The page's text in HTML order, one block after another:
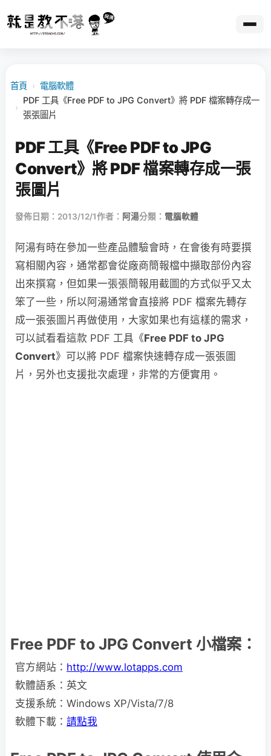
首頁 › 電腦軟體
›
PDF 工具《Free PDF to JPG Convert》將 PDF 檔案轉存成一
張張圖片
PDF 工具《Free PDF to JPG
Convert》將 PDF 檔案轉存成一張
張圖片
發佈日期：2013/12/1作者： 阿湯分類： 電腦軟體
阿湯有時在參加一些產品體驗會時，在會後有時要撰
寫相關內容，通常都會從廠商簡報檔中擷取部份內容
出來撰寫，但如果一張張簡報用截圖的方式似乎又太
笨了一些，所以阿湯通常會直接將 PDF 檔案先轉存
成一張張圖片再做使用，大家如果也有這樣的需求，
可以試看看這款 PDF 工具《Free PDF to JPG
Convert》可以將 PDF 檔案快速轉存成一張張圖
片，另外也支援批次處理，非常的方便實用。
Free PDF to JPG Convert 小檔案：
官方網站： http://www.lotapps.com
軟體語系：英文
支援系統：Windows XP/Vista/7/8
軟體下載： 請點我